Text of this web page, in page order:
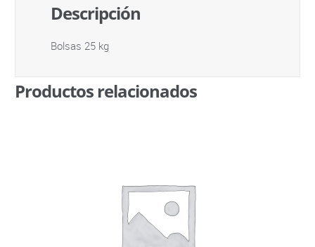
Descripción
Bolsas 25 kg
Productos relacionados